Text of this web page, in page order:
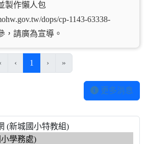
製作懶人包
dops/cp-1143-63338-
，請廣為宣導。
‹ 1 (目前頁次)
› »
更多消息